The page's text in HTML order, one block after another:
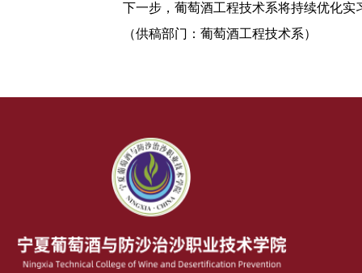
下一步， 葡萄酒工程技术系将持续优化实
（供稿部门 ： 葡萄酒工程技术系）